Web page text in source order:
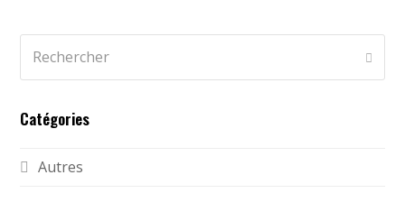
Catégories
Autres